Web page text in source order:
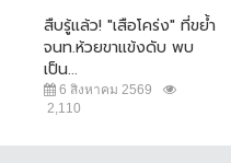
สืบรู้แล้ว! "เสือโคร่ง" ที่ขย้ำ
จนท.ห้วยขาแข้งดับ พบ
เป็น...
6 สิงหาคม 2569
2,110